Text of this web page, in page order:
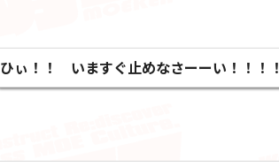
ひぃ！！ いますぐ止めなさーーい！！！！